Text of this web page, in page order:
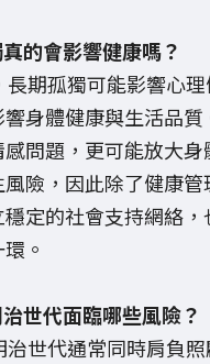
的會影響健康嗎？
長期孤獨可能影響心
身體健康與生活品
問題，更可能放大
險，因此除了健康
定的社會支持網絡
。
世代面臨哪些風險？
治世代通常同時肩負